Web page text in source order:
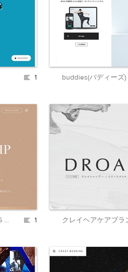
1
SOLES GAUFRETTE's Story | SOLES GAUFRETTE | バターゴーフレット専門店 1